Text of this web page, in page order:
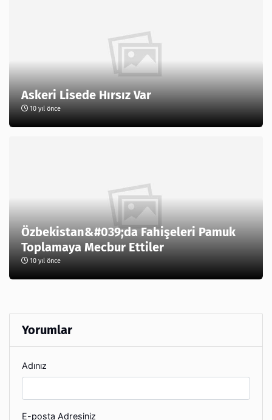
Askeri Lisede Hırsız Var
10 yıl önce
Özbekistan&#039;da Fahişeleri Pamuk
Toplamaya Mecbur Ettiler
10 yıl önce
Yorumlar
Adınız
E-posta Adresiniz